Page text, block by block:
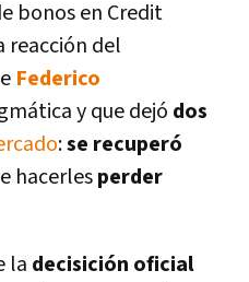
bonos en Credit
reacción del
Federico
y que dejó dos
:se recuperó
hacerlesperder
la decisición oficial